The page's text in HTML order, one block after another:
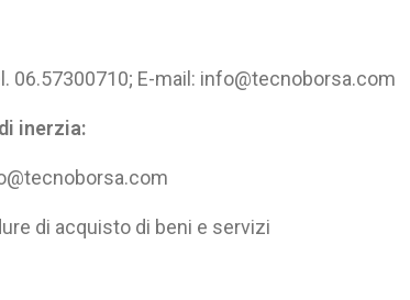
06.57300710; E-mail: info@tecnoborsa.com
inerzia:
di acquisto di beni e servizi